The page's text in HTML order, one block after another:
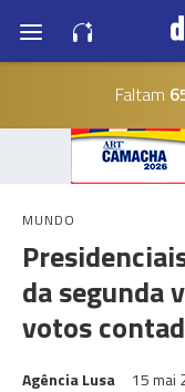
Faltam
MUNDO
da segunda
votos
Agência Lusa 15 mai